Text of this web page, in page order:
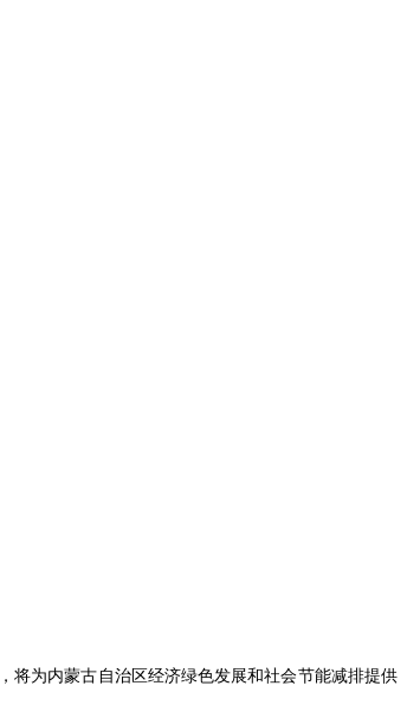
将为内蒙古自治区经济绿色发展和社会节能减排提供